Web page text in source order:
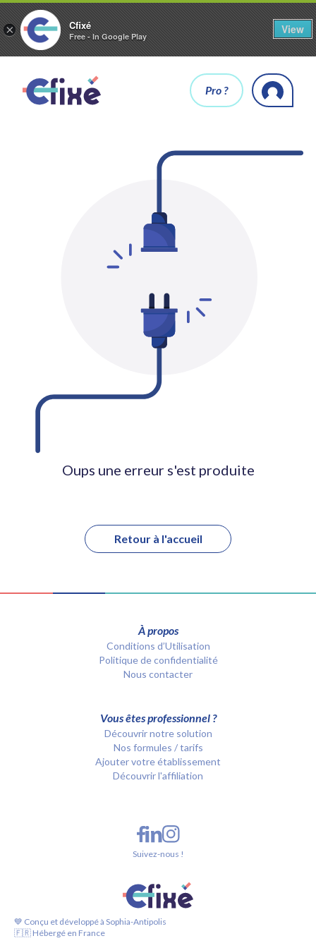
× Cfixé
Free - In Google Play
View
Pro ?
Oups une erreur s'est produite
Retour à l'accueil
À propos
Conditions d’Utilisation
Politique de confidentialité
Nous contacter
Vous êtes professionnel ?
Découvrir notre solution
Nos formules / tarifs
Ajouter votre établissement
Découvrir l'affiliation
💙 Conçu et développé à Sophia-Antipolis
🇫🇷 Hébergé en France
Suivez-nous !